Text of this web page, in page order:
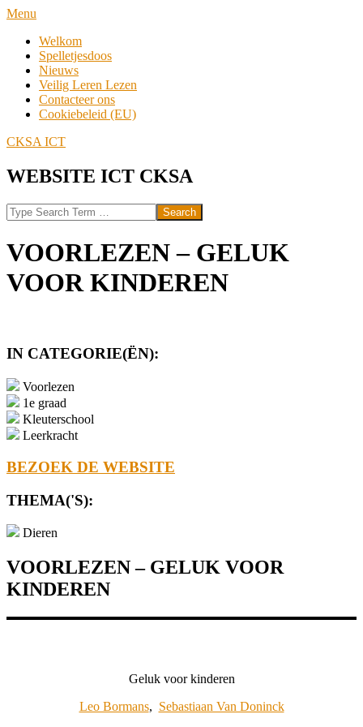
Skip
content
Navigation
Menu
Welkom
Spelletjesdoos
Nieuws
Veilig Leren Lezen
Contacteer ons
Cookiebeleid (EU)
CKSA ICT
WEBSITE ICT CKSA
Search
VOORLEZEN – GELUK
VOOR KINDEREN
IN CATEGORIE(ËN):
Voorlezen
1e graad
Kleuterschool
Leerkracht
BEZOEK DE WEBSITE
THEMA('S):
Dieren
VOORLEZEN – GELUK VOOR
KINDEREN
Geluk voor kinderen
Leo Bormans, Sebastiaan Van Doninck